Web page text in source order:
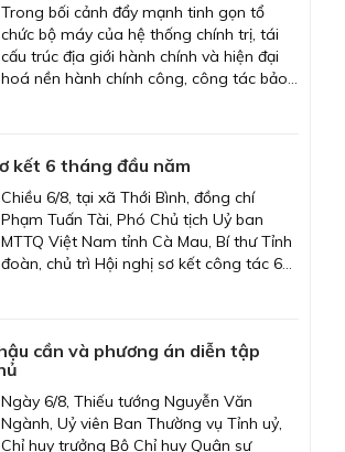
Trong bối cảnh đẩy mạnh tinh gọn tổ
chức bộ máy của hệ thống chính trị, tái
cấu trúc địa giới hành chính và hiện đại
hoá nền hành chính công, công tác bảo
thách thức mới. Việc chuyển đổi sang mô
hình tổ chức mới giúp bộ máy vận hành
linh hoạt hơn, đồng thời đặt ra yêu cầu
tăng cường sự đồng thuận về tư tưởng,
củng cố niềm tin của cán bộ, đảng viên
và Nhân dân.
kết 6 tháng đầu năm
Chiều 6/8, tại xã Thới Bình, đồng chí
Phạm Tuấn Tài, Phó Chủ tịch Uỷ ban
MTTQ Việt Nam tỉnh Cà Mau, Bí thư Tỉnh
đoàn, chủ trì Hội nghị sơ kết công tác 6
cần và phương án diễn tập
Ngày 6/8, Thiếu tướng Nguyễn Văn
Ngành, Uỷ viên Ban Thường vụ Tỉnh uỷ,
Chỉ huy trưởng Bộ Chỉ huy Quân sự